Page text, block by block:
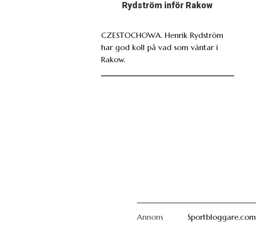
Rydström inför Rakow
CZESTOCHOWA. Henrik Rydström
har god koll på vad som väntar i
Rakow.
Annons Sportbloggare.com